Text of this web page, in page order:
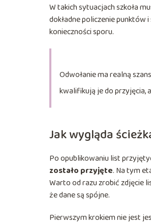
W takich sytuacjach szkoła
dokładne policzenie punktów
konieczności sporu.
Odwołanie ma realną
kwalifikują je do przyjęcia,
Jak wygląda
Po opublikowaniu list
zostało przyjęte. Na tym
Warto od razu zrobić zdjęcie
że dane są spójne.
Pierwszym krokiem nie jest